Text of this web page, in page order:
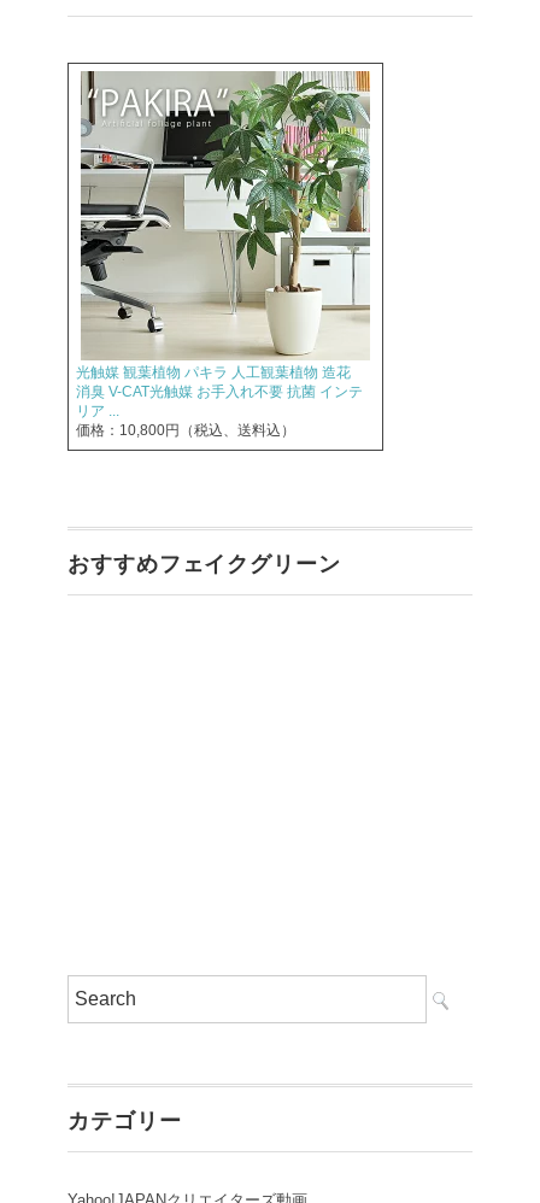
光触媒 観葉植物 パキラ 人工観葉植物 造花
消臭 V-CAT光触媒 お手入れ不要 抗菌 インテ
リア ...
価格：10,800円（税込、送料込）
おすすめフェイクグリーン
カテゴリー